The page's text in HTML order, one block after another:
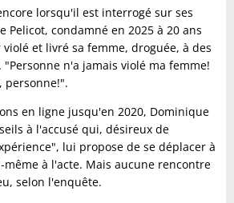
lorsqu'il est interrogé sur ses
Pelicot, condamné en 2025 à 20 ans
et livré sa femme, droguée, à des
n'a jamais violé ma femme!
personne!".
en ligne jusqu'en 2020, Dominique
à l'accusé qui, désireux de
lui propose de se déplacer à
même à l'acte. Mais aucune rencontre
selon l'enquête.